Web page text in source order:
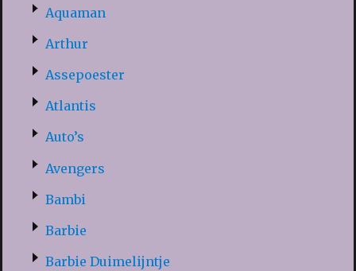
Aquaman
Arthur
Assepoester
Atlantis
Auto’s
Avengers
Bambi
Barbie
Barbie Duimelijntje